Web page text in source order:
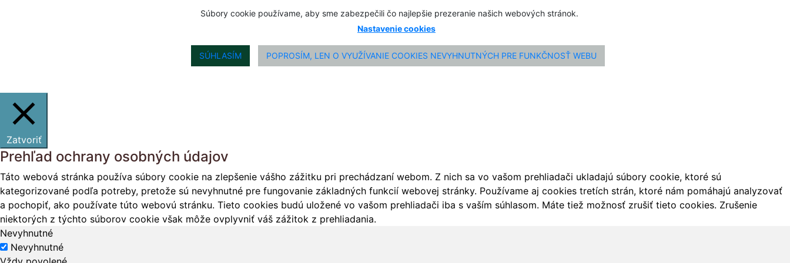
€7.80
Súbory cookie používame, aby sme zabezpečili čo najlepšie prezeranie našich webových stránok.
Nastavenie cookies
SÚHLASÍM POPROSÍM, LEN O VYUŽÍVANIE COOKIES NEVYHNUTNÝCH PRE FUNKČNOSŤ WEBU
Zatvoriť
Prehľad ochrany osobných údajov
Táto webová stránka používa súbory cookie na zlepšenie vášho zážitku pri prechádzaní webom. Z nich sa vo vašom prehliadači ukladajú súbory cookie, ktoré sú
kategorizované podľa potreby, pretože sú nevyhnutné pre fungovanie základných funkcií webovej stránky. Používame aj cookies tretích strán, ktoré nám pomáhajú analyzovať
a pochopiť, ako používate túto webovú stránku. Tieto cookies budú uložené vo vašom prehliadači iba s vaším súhlasom. Máte tiež možnosť zrušiť tieto cookies. Zrušenie
niektorých z týchto súborov cookie však môže ovplyvniť váš zážitok z prehliadania.
Nevyhnutné
Nevyhnutné